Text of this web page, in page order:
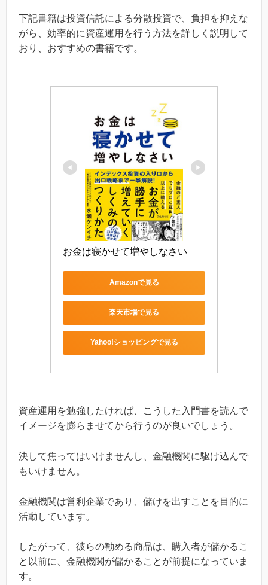
下記書籍は投資信託による分散投資で、負担を抑えな
がら、効率的に資産運用を行う方法を詳しく説明して
おり、おすすめの書籍です。
お金は寝かせて増やしなさい
Amazonで見る
楽天市場で見る
Yahoo!ショッピングで見る
資産運用を勉強したければ、こうした入門書を読んで
イメージを膨らませてから行うのが良いでしょう。
決して焦ってはいけませんし、金融機関に駆け込んで
もいけません。
金融機関は営利企業であり、儲けを出すことを目的に
活動しています。
したがって、彼らの勧める商品は、購入者が儲かるこ
と以前に、金融機関が儲かることが前提になっていま
す。